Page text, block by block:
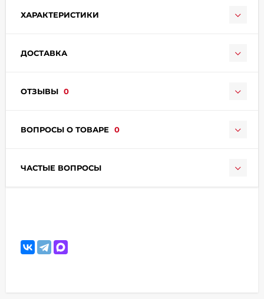
ХАРАКТЕРИСТИКИ
ДОСТАВКА
ОТЗЫВЫ 0
ВОПРОСЫ О ТОВАРЕ 0
ЧАСТЫЕ ВОПРОСЫ